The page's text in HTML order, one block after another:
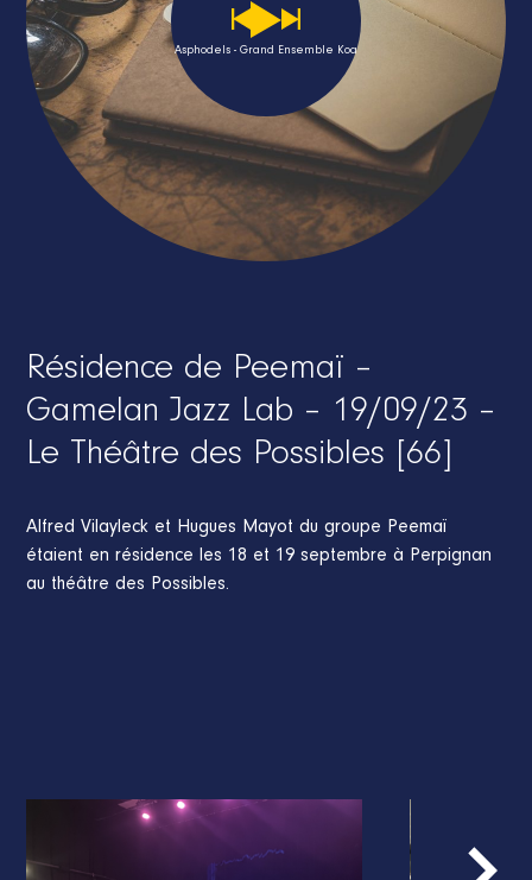
Asphodels - Grand Ensemble Koa
Résidence de Peemaï –
Gamelan Jazz Lab – 19/09/23 –
Le Théâtre des Possibles [66]
Alfred Vilayleck et Hugues Mayot du groupe Peemaï
étaient en résidence les 18 et 19 septembre à Perpignan
au théâtre des Possibles.